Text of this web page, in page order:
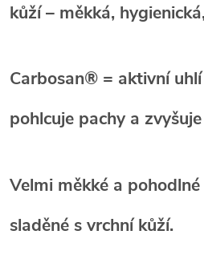
kůží – měkká,
Carbosan® = aktivní
pohlcuje pachy a
Velmi měkké a
sladěné s vrchní kůží.